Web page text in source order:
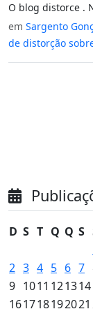
O blog distorce .
em Sargento
de distorção
D S T Q Q S
2 3 4 5 6 7
9 1011 121314
161718192021